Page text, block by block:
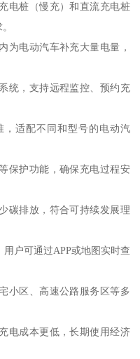
电桩（慢充）和直流充电桩
为电动汽车补充大量电量，
统，支持远程监控、预约充
适配不同和型号的电动汽
保护功能，确保充电过程安
碳排放，符合可持续发展理
户可通过APP或地图实时查
小区、高速公路服务区等多
电成本更低，长期使用经济